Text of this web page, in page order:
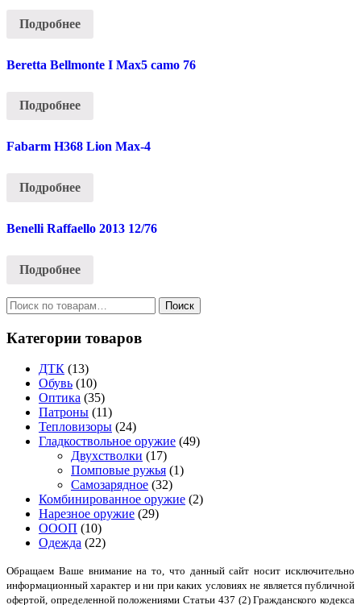
Подробнее
Beretta Bellmonte I Max5 camo 76
Подробнее
Fabarm H368 Lion Max-4
Подробнее
Benelli Raffaello 2013 12/76
Подробнее
Искать:
Категории товаров
ДТК (13)
Обувь (10)
Оптика (35)
Патроны (11)
Тепловизоры (24)
Гладкоствольное оружие (49)
Двухстволки (17)
Помповые ружья (1)
Самозарядное (32)
Комбинированное оружие (2)
Нарезное оружие (29)
ОООП (10)
Одежда (22)
Обращаем Ваше внимание на то, что данный сайт носит исключительно
информационный характер и ни при каких условиях не является публичной
офертой, определенной положениями Статьи 437 (2) Гражданского кодекса